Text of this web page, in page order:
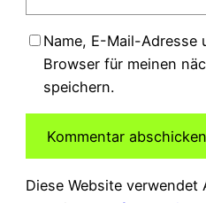
Name, E-Mail-Adresse
Browser für meinen
speichern.
Diese Website verwendet